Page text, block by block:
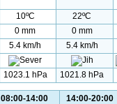
10ºC 22ºC
0 mm 0 mm
5.4 km/h 5.4 km/h
1023.1 hPa 1021.8 hPa
08:00-14:00 14:00-20:00